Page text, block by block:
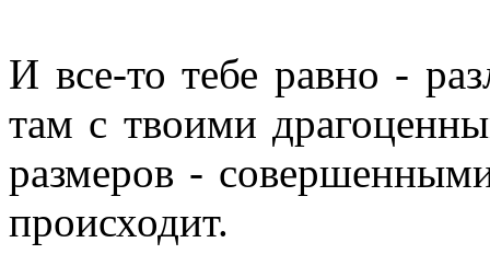
И все-то тебе равно -
там с твоими
размеров -
происходит.